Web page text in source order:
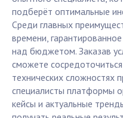
подберёт оптимальные
Среди главных
времени,
над бюджетом. Заказав
сможете
технических сложностях
специалисты платформы
кейсы и актуальные